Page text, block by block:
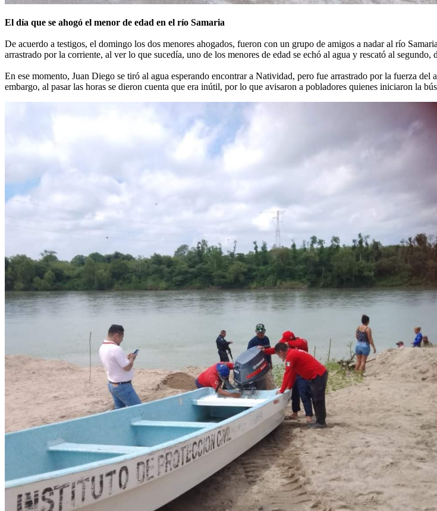
El día que se ahogó el menor de edad en el río Samaria
De acuerdo a testigos, el domingo los dos menores ahogados, fueron con un grupo de amigos a nadar al río
arrastrado por la corriente, al ver lo que sucedía, uno de los menores de edad se echó al agua y rescató al segundo,
En ese momento, Juan Diego se tiró al agua esperando encontrar a Natividad, pero fue arrastrado por la fuerza
embargo, al pasar las horas se dieron cuenta que era inútil, por lo que avisaron a pobladores quienes iniciaron la